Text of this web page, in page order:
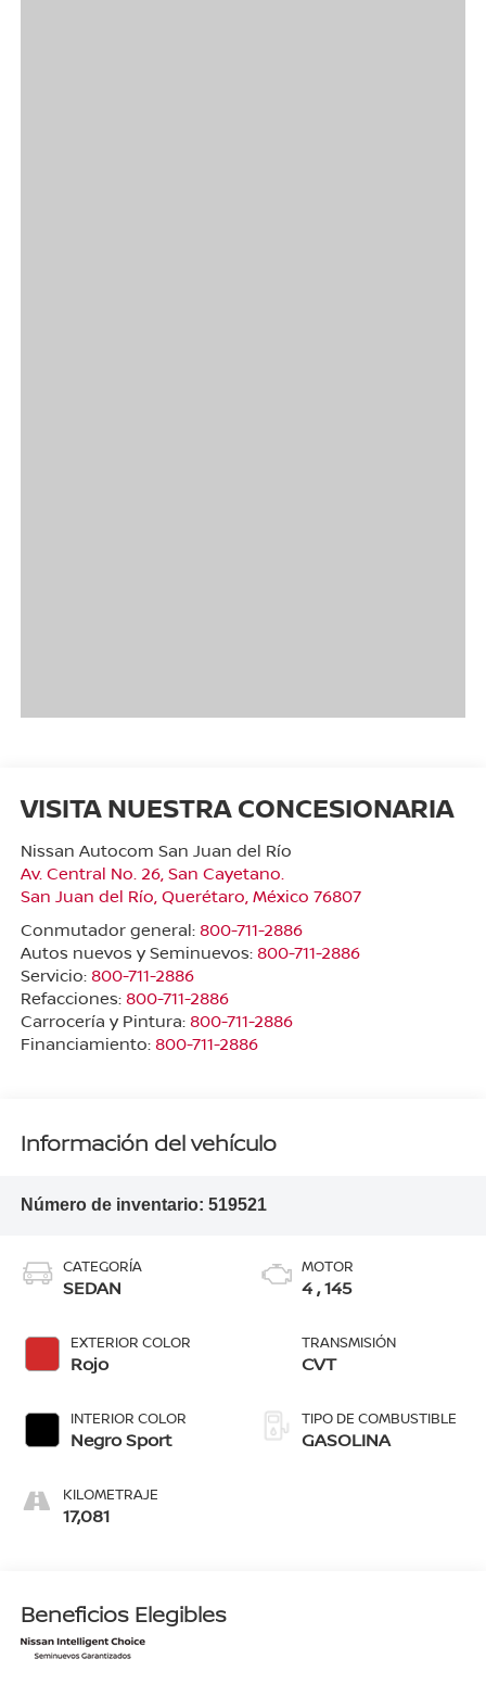
VISITA NUESTRA CONCESIONARIA
Nissan Autocom San Juan del Río
Av. Central No. 26, San Cayetano.
San Juan del Río, Querétaro, México 76807
Conmutador general: 800-711-2886
Autos nuevos y Seminuevos: 800-711-2886
Servicio: 800-711-2886
Refacciones: 800-711-2886
Carrocería y Pintura: 800-711-2886
Financiamiento: 800-711-2886
Información del vehículo
Número de inventario: 519521
CATEGORÍA
SEDAN
EXTERIOR COLOR
Rojo
INTERIOR COLOR
Negro Sport
KILOMETRAJE
17,081
MOTOR
4 , 145
TRANSMISIÓN
CVT
TIPO DE COMBUSTIBLE
GASOLINA
Beneficios Elegibles